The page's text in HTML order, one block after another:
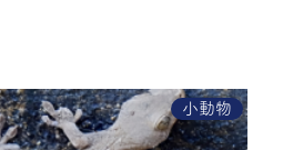
小動物